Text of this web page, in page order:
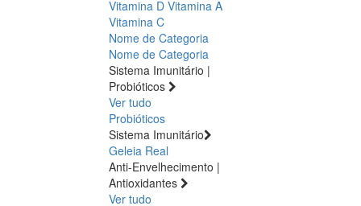
Vitamina D Vitamina A
Vitamina C
Nome de Categoria
Nome de Categoria
Sistema Imunitário |
Probióticos
Ver tudo
Probióticos
Sistema Imunitário
Geleia Real
Anti-Envelhecimento |
Antioxidantes
Ver tudo